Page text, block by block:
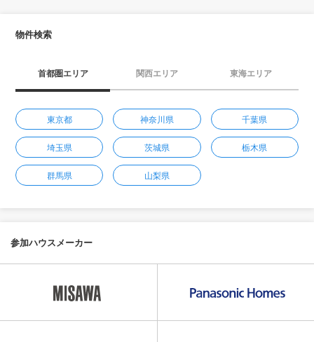
物件検索
首都圏エリア 関西エリア 東海エリア
東京都 神奈川県 千葉県
埼玉県 茨城県 栃木県
群馬県 山梨県
参加ハウスメーカー